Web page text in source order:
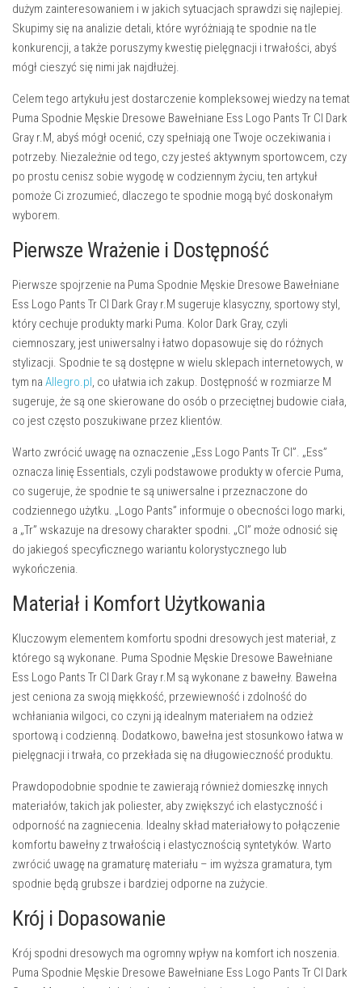
dużym zainteresowaniem i w jakich sytuacjach sprawdzi się najlepiej.
Skupimy się na analizie detali, które wyróżniają te spodnie na tle
konkurencji, a także poruszymy kwestię pielęgnacji i trwałości, abyś
mógł cieszyć się nimi jak najdłużej.
Celem tego artykułu jest dostarczenie kompleksowej wiedzy na temat
Puma Spodnie Męskie Dresowe Bawełniane Ess Logo Pants Tr CI Dark
Gray r.M, abyś mógł ocenić, czy spełniają one Twoje oczekiwania i
potrzeby. Niezależnie od tego, czy jesteś aktywnym sportowcem, czy
po prostu cenisz sobie wygodę w codziennym życiu, ten artykuł
pomoże Ci zrozumieć, dlaczego te spodnie mogą być doskonałym
wyborem.
Pierwsze Wrażenie i Dostępność
Pierwsze spojrzenie na Puma Spodnie Męskie Dresowe Bawełniane
Ess Logo Pants Tr CI Dark Gray r.M sugeruje klasyczny, sportowy styl,
który cechuje produkty marki Puma. Kolor Dark Gray, czyli
ciemnoszary, jest uniwersalny i łatwo dopasowuje się do różnych
stylizacji. Spodnie te są dostępne w wielu sklepach internetowych, w
tym na Allegro.pl, co ułatwia ich zakup. Dostępność w rozmiarze M
sugeruje, że są one skierowane do osób o przeciętnej budowie ciała,
co jest często poszukiwane przez klientów.
Warto zwrócić uwagę na oznaczenie „Ess Logo Pants Tr CI”. „Ess”
oznacza linię Essentials, czyli podstawowe produkty w ofercie Puma,
co sugeruje, że spodnie te są uniwersalne i przeznaczone do
codziennego użytku. „Logo Pants” informuje o obecności logo marki,
a „Tr” wskazuje na dresowy charakter spodni. „CI” może odnosić się
do jakiegoś specyficznego wariantu kolorystycznego lub
wykończenia.
Materiał i Komfort Użytkowania
Kluczowym elementem komfortu spodni dresowych jest materiał, z
którego są wykonane. Puma Spodnie Męskie Dresowe Bawełniane
Ess Logo Pants Tr CI Dark Gray r.M są wykonane z bawełny. Bawełna
jest ceniona za swoją miękkość, przewiewność i zdolność do
wchłaniania wilgoci, co czyni ją idealnym materiałem na odzież
sportową i codzienną. Dodatkowo, bawełna jest stosunkowo łatwa w
pielęgnacji i trwała, co przekłada się na długowieczność produktu.
Prawdopodobnie spodnie te zawierają również domieszkę innych
materiałów, takich jak poliester, aby zwiększyć ich elastyczność i
odporność na zagniecenia. Idealny skład materiałowy to połączenie
komfortu bawełny z trwałością i elastycznością syntetyków. Warto
zwrócić uwagę na gramaturę materiału – im wyższa gramatura, tym
spodnie będą grubsze i bardziej odporne na zużycie.
Krój i Dopasowanie
Krój spodni dresowych ma ogromny wpływ na komfort ich noszenia.
Puma Spodnie Męskie Dresowe Bawełniane Ess Logo Pants Tr CI Dark